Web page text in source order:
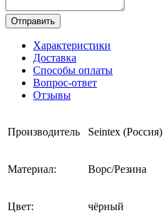
Отправить
Характеристики
Доставка
Способы оплаты
Вопрос-ответ
Отзывы
Производитель Seintex (Россия)
Материал: Ворс/Резина
Цвет: чёрный